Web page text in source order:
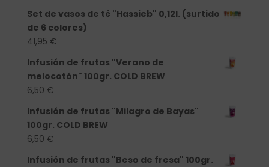
Set de vasos de té "Hassieb" 0,12l. (surtido
de 6 colores)
41,95 €
Infusión de frutas "Verano de
melocotón" 100gr. COLD BREW
6,50 €
Infusión de frutas "Milagro de Bayas"
100gr. COLD BREW
6,50 €
Infusión de frutas "Beso de fresa" 100gr.